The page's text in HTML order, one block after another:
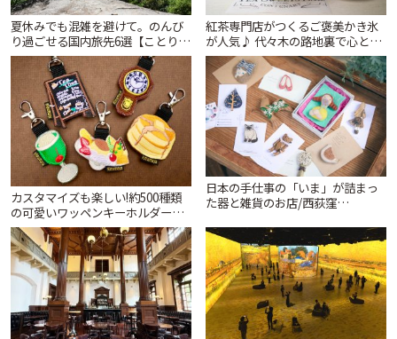
夏休みでも混雑を避けて。のんび
り過ごせる国内旅先6選【ことりっ
ぷ編集部おすすめ】 | ことりっぷ
紅茶専門店がつくるご褒美かき氷
が人気♪ 代々木の路地裏で心とき
めくひんやり時間「ティー スイー
ツ ラボ コンテナート」 | ことりっ
ぷ
カスタマイズも楽しい!約500種類
の可愛いワッペンキーホルダーが
ずらり。小平市「Kimamaya
T&K」 | ことりっぷ
日本の手仕事の「いま」が詰まっ
た器と雑貨のお店/西荻窪